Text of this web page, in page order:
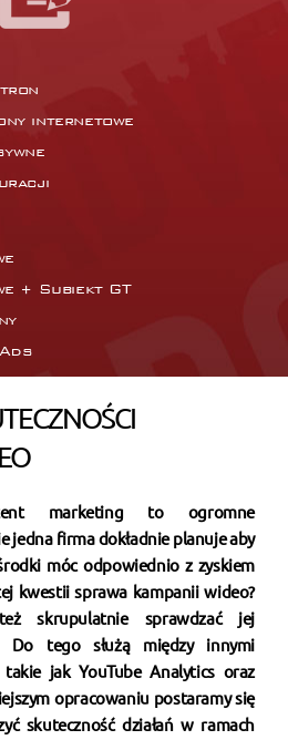
internetowe
+ Subiekt GT
marketing to ogromne
jedna firma dokładnie planuje aby
móc odpowiednio z zyskiem
kwestii sprawa kampanii wideo?
skrupulatnie sprawdzać jej
Do tego służą między innymi
jak YouTube Analytics oraz
opracowaniu postaramy się
skuteczność działań w ramach